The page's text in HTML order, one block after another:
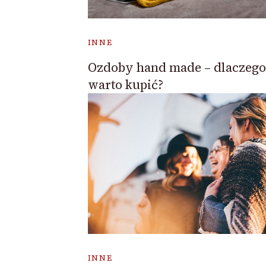
INNE
Ozdoby hand made – dlaczego
warto kupić?
INNE